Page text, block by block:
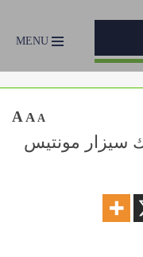
MENU
A A A
سيزار مونتيس